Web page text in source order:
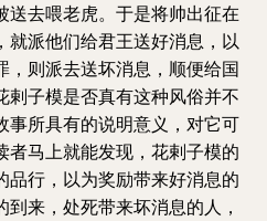
送去喂老虎。于是将帅出征在
就派他们给君王送好消息，以
，则派去送坏消息，顺便给国
剌子模是否真有这种风俗并不
事所具有的说明意义，对它可
者马上就能发现，花剌子模的
品行，以为奖励带来好消息的
来，处死带来坏消息的人，